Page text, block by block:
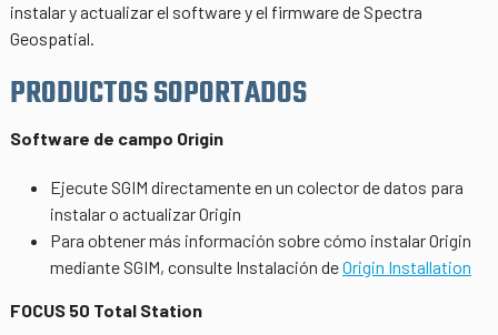
instalar y actualizar el software y el firmware de Spectra
Geospatial.
PRODUCTOS SOPORTADOS
Software de campo Origin
Ejecute SGIM directamente en un colector de datos para
instalar o actualizar Origin
Para obtener más información sobre cómo instalar Origin
mediante SGIM, consulte Instalación deOrigin Installation
FOCUS 50 Total Station